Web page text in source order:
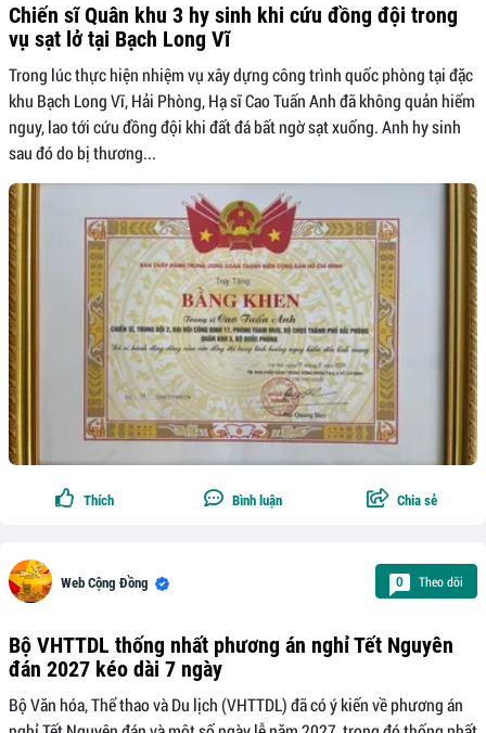
Chiến sĩ Quân khu 3 hy sinh khi cứu đồng đội trong
vụ sạt lở tại Bạch Long Vĩ
Trong lúc thực hiện nhiệm vụ xây dựng công trình quốc phòng tại đặc
khu Bạch Long Vĩ, Hải Phòng, Hạ sĩ Cao Tuấn Anh đã không quản hiểm
nguy, lao tới cứu đồng đội khi đất đá bất ngờ sạt xuống. Anh hy sinh
sau đó do bị thương...
Thích Bình luận Chia sẻ
Web Cộng Đồng 0 Theo dõi
Bộ VHTTDL thống nhất phương án nghỉ Tết Nguyên
đán 2027 kéo dài 7 ngày
Bộ Văn hóa, Thể thao và Du lịch (VHTTDL) đã có ý kiến về phương án